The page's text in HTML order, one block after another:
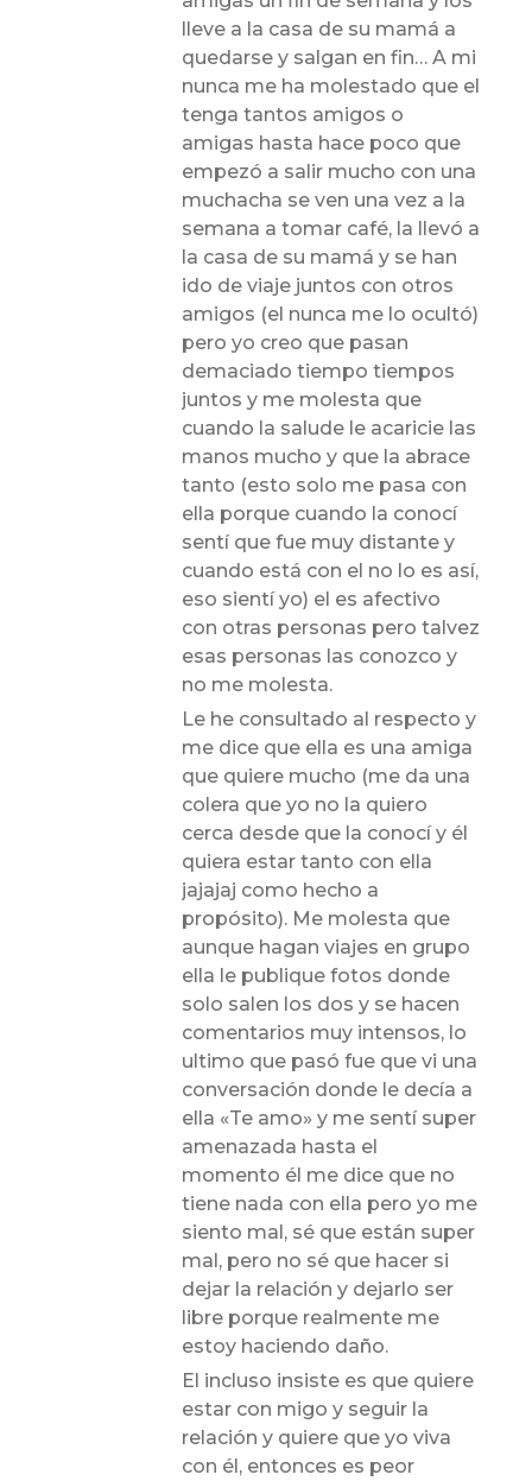
lleve a la casa de su mamá a
quedarse y salgan en fin… A mi
nunca me ha molestado que el
tenga tantos amigos o
amigas hasta hace poco que
empezó a salir mucho con una
muchacha se ven una vez a la
semana a tomar café, la llevó a
la casa de su mamá y se han
ido de viaje juntos con otros
amigos (el nunca me lo ocultó)
pero yo creo que pasan
demaciado tiempo tiempos
juntos y me molesta que
cuando la salude le acaricie las
manos mucho y que la abrace
tanto (esto solo me pasa con
ella porque cuando la conocí
sentí que fue muy distante y
cuando está con el no lo es así,
eso sientí yo) el es afectivo
con otras personas pero talvez
esas personas las conozco y
no me molesta.
Le he consultado al respecto y
me dice que ella es una amiga
que quiere mucho (me da una
colera que yo no la quiero
cerca desde que la conocí y él
quiera estar tanto con ella
jajajaj como hecho a
propósito). Me molesta que
aunque hagan viajes en grupo
ella le publique fotos donde
solo salen los dos y se hacen
comentarios muy intensos, lo
ultimo que pasó fue que vi una
conversación donde le decía a
ella «Te amo» y me sentí super
amenazada hasta el
momento él me dice que no
tiene nada con ella pero yo me
siento mal, sé que están super
mal, pero no sé que hacer si
dejar la relación y dejarlo ser
libre porque realmente me
estoy haciendo daño.
El incluso insiste es que quiere
estar con migo y seguir la
relación y quiere que yo viva
con él, entonces es peor